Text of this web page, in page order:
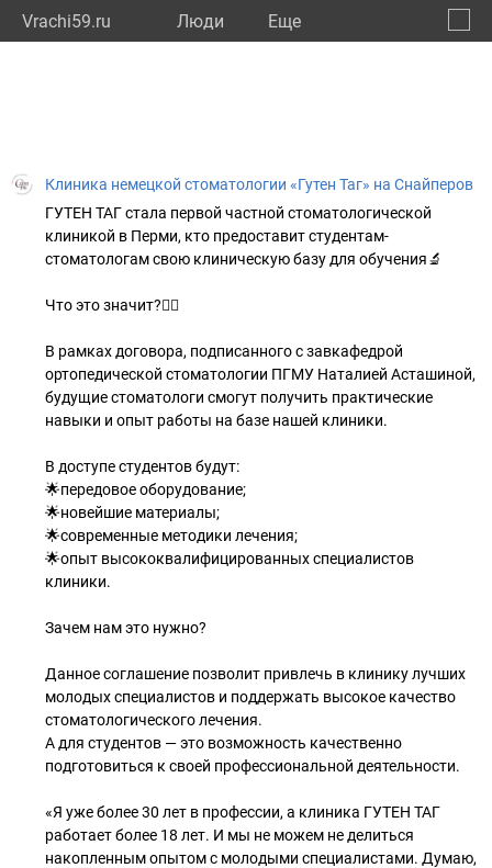
Vrachi59.ru Люди Eще
Клиника немецкой стоматологии «Гутен Таг» на Снайперов
ГУТЕН ТАГ стала первой частной стоматологической
клиникой в Перми, кто предоставит студентам-
стоматологам свою клиническую базу для обучения🔬
Что это значит?👇🏼
В рамках договора, подписанного с завкафедрой
ортопедической стоматологии ПГМУ Наталией Асташиной,
будущие стоматологи смогут получить практические
навыки и опыт работы на базе нашей клиники.
В доступе студентов будут:
🌟передовое оборудование;
🌟новейшие материалы;
🌟современные методики лечения;
🌟опыт высококвалифицированных специалистов
клиники.
Зачем нам это нужно?
Данное соглашение позволит привлечь в клинику лучших
молодых специалистов и поддержать высокое качество
стоматологического лечения.
А для студентов — это возможность качественно
подготовиться к своей профессиональной деятельности.
«Я уже более 30 лет в профессии, а клиника ГУТЕН ТАГ
работает более 18 лет. И мы не можем не делиться
накопленным опытом с молодыми специалистами. Думаю,